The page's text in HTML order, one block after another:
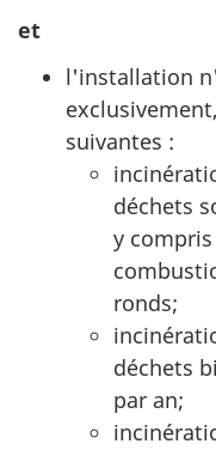
et
l'installation
suivantes :
déchets
y
ronds;
déchets
par an;